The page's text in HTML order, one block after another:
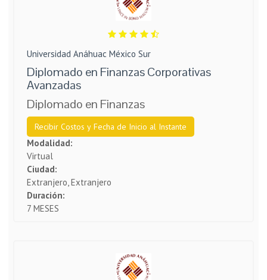
Universidad Anáhuac México Sur
Diplomado en Finanzas Corporativas
Avanzadas
Diplomado en Finanzas
Recibir Costos y Fecha de Inicio al Instante
Modalidad:
Virtual
Ciudad:
Extranjero, Extranjero
Duración:
7 MESES